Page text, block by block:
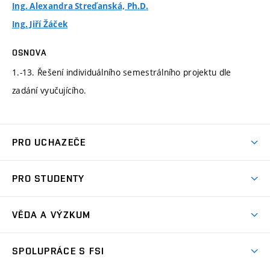
Ing. Alexandra Streďanská, Ph.D.
Ing. Jiří Žáček
OSNOVA
1.-13. Řešení individuálního semestrálního projektu dle
zadání vyučujícího.
PRO UCHAZEČE
Ambasadoři studia
Zápisy
PRO STUDENTY
Studijní předpisy
VĚDA A VÝZKUM
SPOLUPRÁCE S FSI